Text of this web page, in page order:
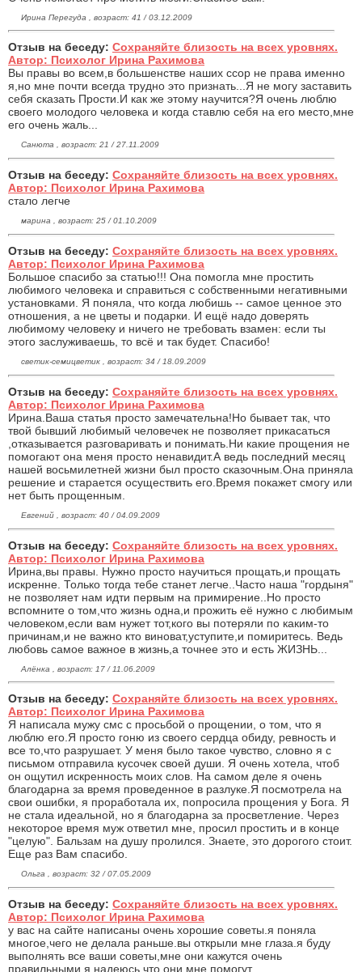
Ирина Перегуда , возраст: 41 / 03.12.2009
Отзыв на беседу: Сохраняйте близость на всех уровнях.
Автор: Психолог Ирина Рахимова
Вы правы во всем,в большенстве наших ссор не права именно
я,но мне почти всегда трудно это признать...Я не могу заставить
себя сказать Прости.И как же этому научится?Я очень люблю
своего молодого человека и когда ставлю себя на его место,мне
его очень жаль...
Санюта , возраст: 21 / 27.11.2009
Отзыв на беседу: Сохраняйте близость на всех уровнях.
Автор: Психолог Ирина Рахимова
стало легче
марина , возраст: 25 / 01.10.2009
Отзыв на беседу: Сохраняйте близость на всех уровнях.
Автор: Психолог Ирина Рахимова
Большое спасибо за статью!!! Она помогла мне простить
любимого человека и справиться с собственными негативными
установками. Я поняла, что когда любишь -- самое ценное это
отношения, а не цветы и подарки. И ещё надо доверять
любимому человеку и ничего не требовать взамен: если ты
этого заслуживаешь, то всё и так будет. Спасибо!
светик-семицветик , возраст: 34 / 18.09.2009
Отзыв на беседу: Сохраняйте близость на всех уровнях.
Автор: Психолог Ирина Рахимова
Ирина.Ваша статья просто замечательна!Но бывает так, что
твой бывший любимый человечек не позволяет прикасаться
,отказывается разговаривать и понимать.Ни какие прощения не
помогают она меня просто ненавидит.А ведь последний месяц
нашей восьмилетней жизни был просто сказочным.Она приняла
решение и старается осуществить его.Время покажет смогу или
нет быть прощенным.
Евгений , возраст: 40 / 04.09.2009
Отзыв на беседу: Сохраняйте близость на всех уровнях.
Автор: Психолог Ирина Рахимова
Ирина,вы правы. Нужно просто научиться прощать,и прощать
искренне. Только тогда тебе станет легче..Часто наша "гордыня"
не позволяет нам идти первым на примирение..Но просто
вспомните о том,что жизнь одна,и прожить её нужно с любимым
человеком,если вам нужет тот,кого вы потеряли по каким-то
причинам,и не важно кто виноват,уступите,и помиритесь. Ведь
любовь самое важное в жизнь,а точнее это и есть ЖИЗНЬ...
Алёнка , возраст: 17 / 11.06.2009
Отзыв на беседу: Сохраняйте близость на всех уровнях.
Автор: Психолог Ирина Рахимова
Я написала мужу смс с просьбой о прощении, о том, что я
люблю его.Я просто гоню из своего сердца обиду, ревность и
все то,что разрушает. У меня было такое чувство, словно я с
письмом отправила кусочек своей души. Я очень хотела, чтоб
он ощутил искренность моих слов. На самом деле я очень
благодарна за время проведенное в разлуке.Я посмотрела на
свои ошибки, я проработала их, попросила прощения у Бога. Я
не стала идеальной, но я благодарна за просветление. Через
некоторое время муж ответил мне, просил простить и в конце
"целую". Бальзам на душу пролился. Знаете, это дорогого стоит.
Еще раз Вам спасибо.
Ольга , возраст: 32 / 07.05.2009
Отзыв на беседу: Сохраняйте близость на всех уровнях.
Автор: Психолог Ирина Рахимова
у вас на сайте написаны очень хорошие советы.я поняла
многое,чего не делала раньше.вы открыли мне глаза.я буду
выполнять все ваши советы,мне они кажутся очень
правильными,я надеюсь,что они мне помогут